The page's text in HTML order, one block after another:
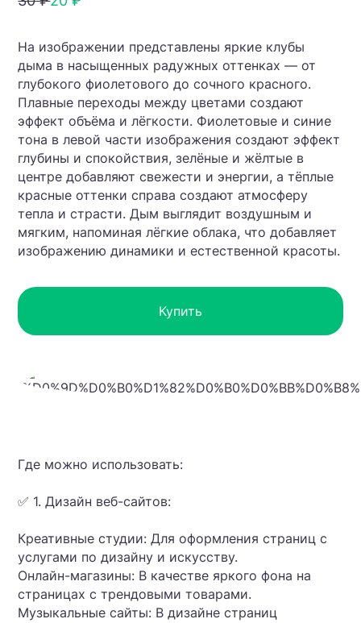
На изображении представлены яркие клубы
дыма в насыщенных радужных оттенках — от
глубокого фиолетового до сочного красного.
Плавные переходы между цветами создают
эффект объёма и лёгкости. Фиолетовые и синие
тона в левой части изображения создают эффект
глубины и спокойствия, зелёные и жёлтые в
центре добавляют свежести и энергии, а тёплые
красные оттенки справа создают атмосферу
тепла и страсти. Дым выглядит воздушным и
мягким, напоминая лёгкие облака, что добавляет
изображению динамики и естественной красоты.
Купить
Где можно использовать:
✅ 1. Дизайн веб-сайтов:
Креативные студии: Для оформления страниц с
услугами по дизайну и искусству.
Онлайн-магазины: В качестве яркого фона на
страницах с трендовыми товарами.
Музыкальные сайты: В дизайне страниц